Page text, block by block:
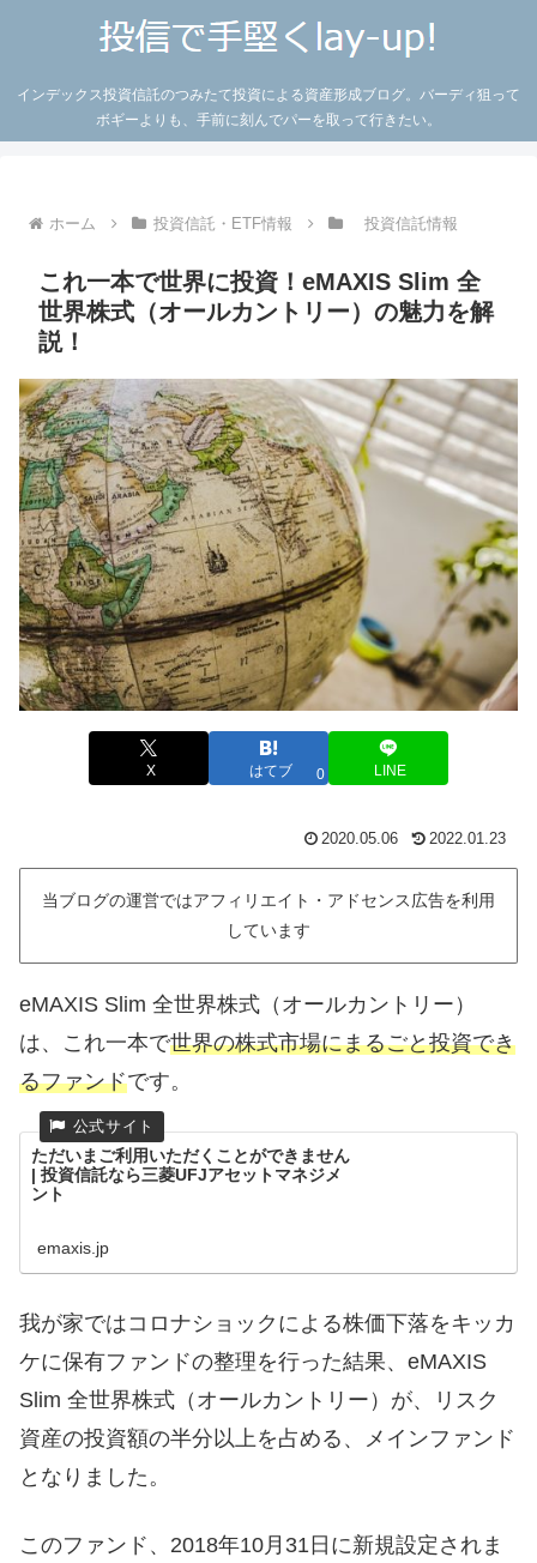
インデックス投資信託のつみたて投資による資産形成ブログ。バーディ狙って
ボギーよりも、手前に刻んでパーを取って行きたい。
ホーム 投資信託・ETF情報 投資信託情報
これ一本で世界に投資！eMAXIS Slim 全
世界株式（オールカントリー）の魅力を解
説！
X はてブ 0 LINE
2020.05.06 2022.01.23
当ブログの運営ではアフィリエイト・アドセンス広告を利用
しています
eMAXIS Slim 全世界株式（オールカントリー）
は、これ一本で世界の株式市場にまるごと投資でき
るファンドです。
ただいまご利用いただくことができません
| 投資信託なら三菱UFJアセットマネジメ
ント
emaxis.jp
我が家ではコロナショックによる株価下落をキッカ
ケに保有ファンドの整理を行った結果、eMAXIS
Slim 全世界株式（オールカントリー）が、リスク
資産の投資額の半分以上を占める、メインファンド
となりました。
このファンド、2018年10月31日に新規設定されま